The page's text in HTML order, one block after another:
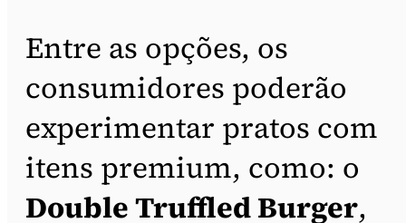
Entre as opções, os
consumidores poderão
experimentar pratos com
itens premium, como: o
Double Truffled Burger,